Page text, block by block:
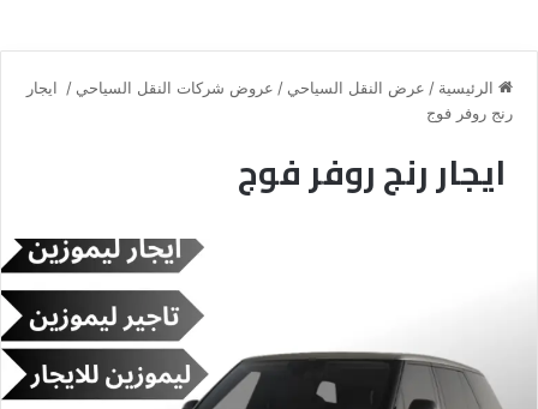
الرئيسية / عرض النقل السياحي / عروض شركات النقل السياحي / ايجار
رنج روفر فوج
ايجار رنج روفر فوج